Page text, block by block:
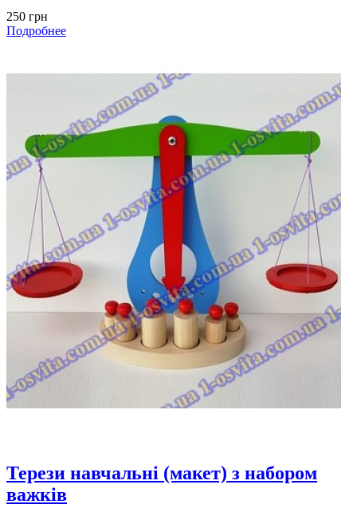
250 грн
Подробнее
Терези навчальні (макет) з набором
важків